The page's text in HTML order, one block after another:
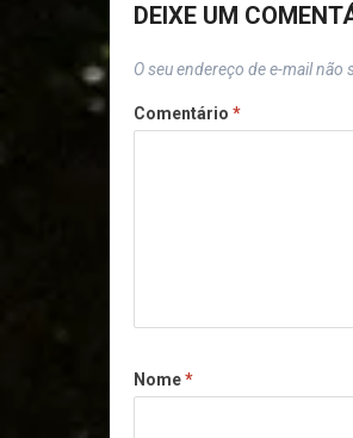
DEIXE UM
O seu endereço de e-mail não
Comentário *
Nome*